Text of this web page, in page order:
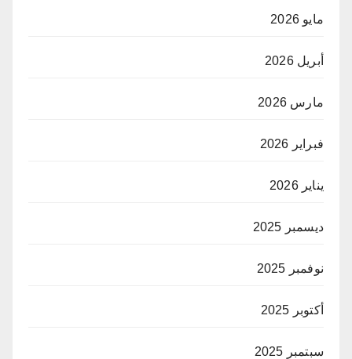
مايو 2026
أبريل 2026
مارس 2026
فبراير 2026
يناير 2026
ديسمبر 2025
نوفمبر 2025
أكتوبر 2025
سبتمبر 2025